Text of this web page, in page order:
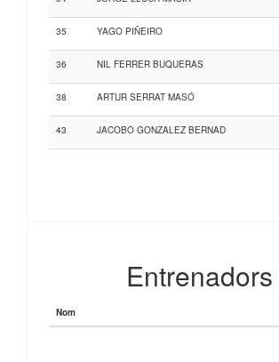
35 YAGO PIÑEIRO
36 NIL FERRER BUQUERAS
38 ARTUR SERRAT MASÓ
43 JACOBO GONZALEZ BERNAD
Entrenadors
Nom